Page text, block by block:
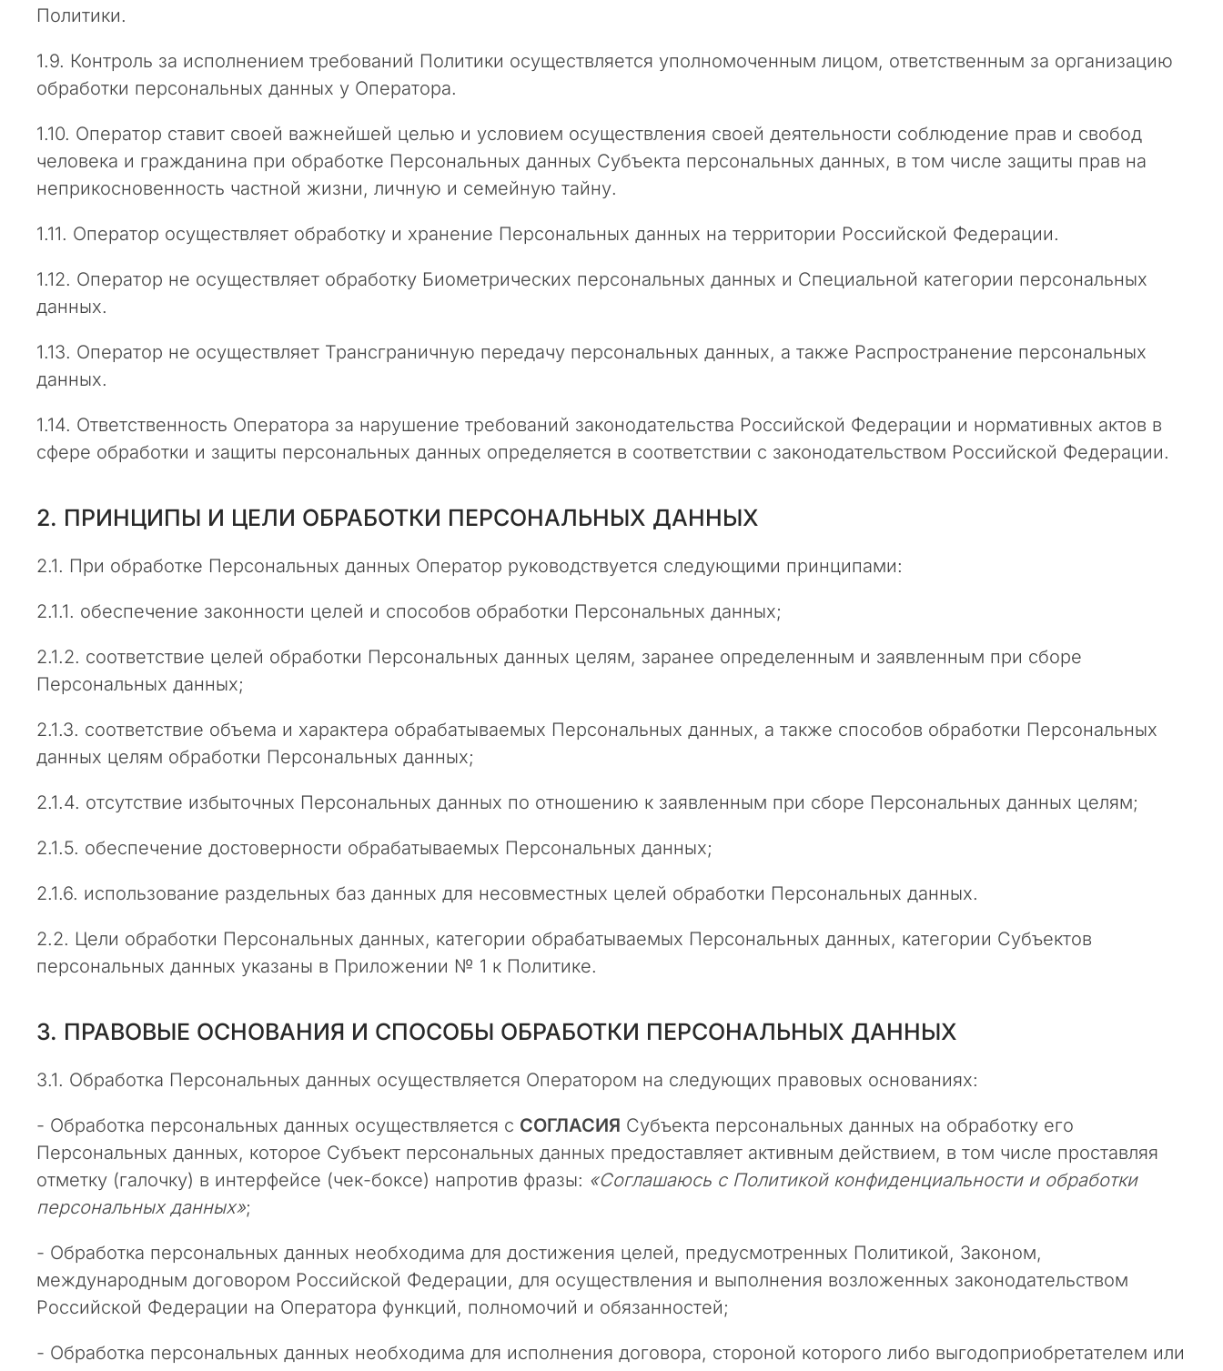
Политики.
1.9. Контроль за исполнением требований Политики осуществляется уполномоченным лицом, ответственным за организацию
обработки персональных данных у Оператора.
1.10. Оператор ставит своей важнейшей целью и условием осуществления своей деятельности соблюдение прав и свобод
человека и гражданина при обработке Персональных данных Субъекта персональных данных, в том числе защиты прав на
неприкосновенность частной жизни, личную и семейную тайну.
1.11. Оператор осуществляет обработку и хранение Персональных данных на территории Российской Федерации.
1.12. Оператор не осуществляет обработку Биометрических персональных данных и Специальной категории персональных
данных.
1.13. Оператор не осуществляет Трансграничную передачу персональных данных, а также Распространение персональных
данных.
1.14. Ответственность Оператора за нарушение требований законодательства Российской Федерации и нормативных актов в
сфере обработки и защиты персональных данных определяется в соответствии с законодательством Российской Федерации.
2. ПРИНЦИПЫ И ЦЕЛИ ОБРАБОТКИ ПЕРСОНАЛЬНЫХ ДАННЫХ
2.1. При обработке Персональных данных Оператор руководствуется следующими принципами:
2.1.1. обеспечение законности целей и способов обработки Персональных данных;
2.1.2. соответствие целей обработки Персональных данных целям, заранее определенным и заявленным при сборе
Персональных данных;
2.1.3. соответствие объема и характера обрабатываемых Персональных данных, а также способов обработки Персональных
данных целям обработки Персональных данных;
2.1.4. отсутствие избыточных Персональных данных по отношению к заявленным при сборе Персональных данных целям;
2.1.5. обеспечение достоверности обрабатываемых Персональных данных;
2.1.6. использование раздельных баз данных для несовместных целей обработки Персональных данных.
2.2. Цели обработки Персональных данных, категории обрабатываемых Персональных данных, категории Субъектов
персональных данных указаны в Приложении № 1 к Политике.
3. ПРАВОВЫЕ ОСНОВАНИЯ И СПОСОБЫ ОБРАБОТКИ ПЕРСОНАЛЬНЫХ ДАННЫХ
3.1. Обработка Персональных данных осуществляется Оператором на следующих правовых основаниях:
- Обработка персональных данных осуществляется с СОГЛАСИЯ Субъекта персональных данных на обработку его
Персональных данных, которое Субъект персональных данных предоставляет активным действием, в том числе проставляя
отметку (галочку) в интерфейсе (чек-боксе) напротив фразы: «Соглашаюсь с Политикой конфиденциальности и обработки
персональных данных»;
- Обработка персональных данных необходима для достижения целей, предусмотренных Политикой, Законом,
международным договором Российской Федерации, для осуществления и выполнения возложенных законодательством
Российской Федерации на Оператора функций, полномочий и обязанностей;
- Обработка персональных данных необходима для исполнения договора, стороной которого либо выгодоприобретателем или
г
в
й
о
м
п
н
и
П
и
р
д
н
К
д
е
с
п
о
в
е
г
е
с
я
е
г
я
н
м
и
л
а
о
м
е
р
н
ы